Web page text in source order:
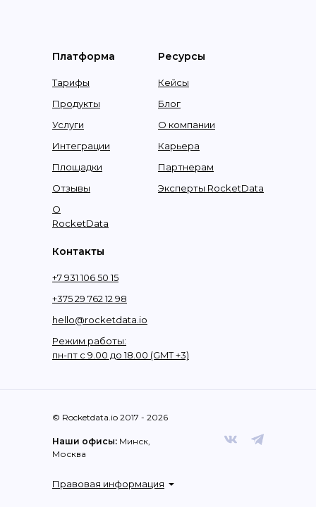
+375 29 762 12 98
+7 931 106 50 15
hello@rocketdata.io
Режим работы:
пн-пт с 9.00 до 18.00 (GMT +3)
Контакты
Ресурсы
О компании
Кейсы
Блог
Эксперты RocketData
Партнерам
Карьера
Платформа
Продукты
Тарифы
О
RocketData
Отзывы
Площадки
Услуги
Интеграции
Правовая информация
© Rocketdata.io 2017 - 2026
Наши офисы: Минск,
Москва